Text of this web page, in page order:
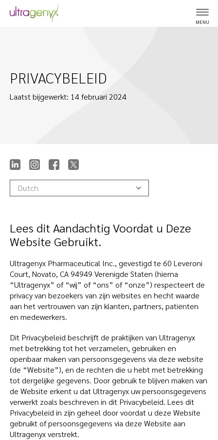
MENU
PRIVACYBELEID
Laatst bijgewerkt: 14 februari 2024
Dutch
Lees dit Aandachtig Voordat u Deze
Website Gebruikt.
Ultragenyx Pharmaceutical Inc., gevestigd te 60 Leveroni
Court, Novato, CA 94949 Verenigde Staten (hierna
“Ultragenyx” of “wij” of “ons” of “onze”) respecteert de
privacy van bezoekers van zijn websites en hecht waarde
aan het vertrouwen van zijn klanten, partners, patiënten
en medewerkers.
Dit Privacybeleid beschrijft de praktijken van Ultragenyx
met betrekking tot het verzamelen, gebruiken en
openbaar maken van persoonsgegevens via deze website
(de “Website”), en de rechten die u hebt met betrekking
tot dergelijke gegevens. Door gebruik te blijven maken van
de Website erkent u dat Ultragenyx uw persoonsgegevens
verwerkt zoals beschreven in dit Privacybeleid. Lees dit
Privacybeleid in zijn geheel door voordat u deze Website
gebruikt of persoonsgegevens via deze Website aan
Ultragenyx verstrekt.